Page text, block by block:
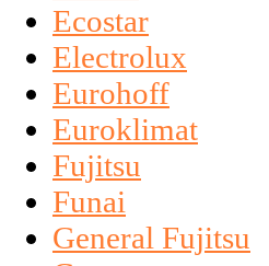
Ecostar
Electrolux
Eurohoff
Euroklimat
Fujitsu
Funai
General Fujitsu